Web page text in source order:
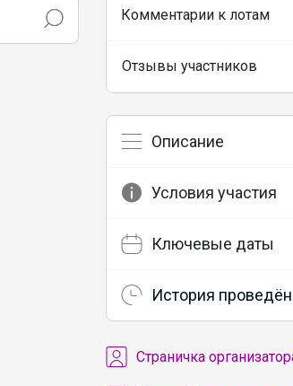
Комментарии к лотам
Отзывы участников
Описание
Условия участия
Ключевые даты
История
Cтраничка